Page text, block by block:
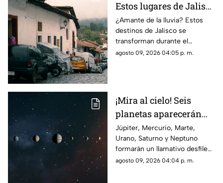
Estos lugares de Jalisco
se disfrutan más
durante el temporal
¿Amante de la lluvia? Estos
destinos de Jalisco se
transforman durante el
temporal y ofrecen paisajes
agosto 09, 2026 04:05 p. m.
¡Mira al cielo! Seis
planetas aparecerán
juntos el 12 de agosto
Júpiter, Mercurio, Marte,
Urano, Saturno y Neptuno
formarán un llamativo desfile
planetario durante las primeras
agosto 09, 2026 04:04 p. m.